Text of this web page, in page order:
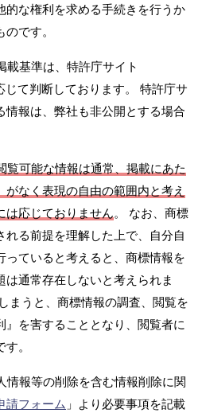
的な権利を求める手続きを行うか
です。
載基準は、特許庁サイト
て判断しております。 特許庁サ
情報は、弊社も非公開とする場合
覧可能な情報は通常、掲載にあた
なく表現の自由の範囲内と考え
は応じておりません。 なお、商標
る前提を理解した上で、自分自
ていると考えると、商標情報を
通常存在しないと考えられま
まうと、商標情報の調査、閲覧を
を害することとなり、閲覧者に
。
情報等の削除を含む情報削除に関
請フォーム 」より必要事項を記載